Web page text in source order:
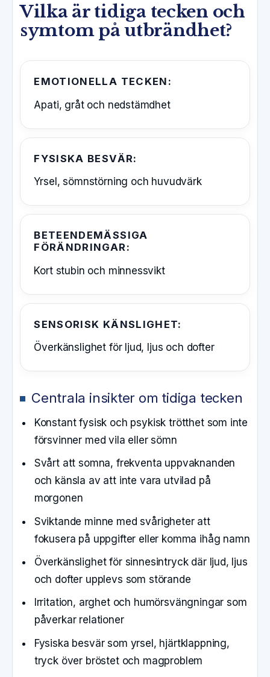
Vilka är tidiga tecken och
symtom på utbrändhet?
EMOTIONELLA TECKEN:
Apati, gråt och nedstämdhet
FYSISKA BESVÄR:
Yrsel, sömnstörning och huvudvärk
BETEENDEMÄSSIGA
FÖRÄNDRINGAR:
Kort stubin och minnessvikt
SENSORISK KÄNSLIGHET:
Överkänslighet för ljud, ljus och dofter
Centrala insikter om tidiga tecken
Konstant fysisk och psykisk trötthet som inte
försvinner med vila eller sömn
Svårt att somna, frekventa uppvaknanden
och känsla av att inte vara utvilad på
morgonen
Sviktande minne med svårigheter att
fokusera på uppgifter eller komma ihåg namn
Överkänslighet för sinnesintryck där ljud, ljus
och dofter upplevs som störande
Irritation, arghet och humörsvängningar som
påverkar relationer
Fysiska besvär som yrsel, hjärtklappning,
tryck över bröstet och magproblem